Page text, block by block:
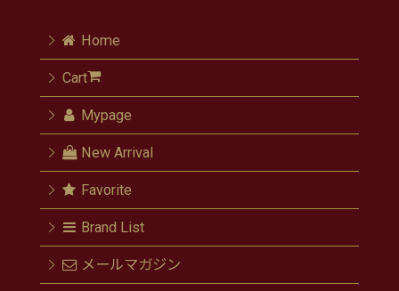
Home
Cart
Mypage
New Arrival
Favorite
Brand List
メールマガジン